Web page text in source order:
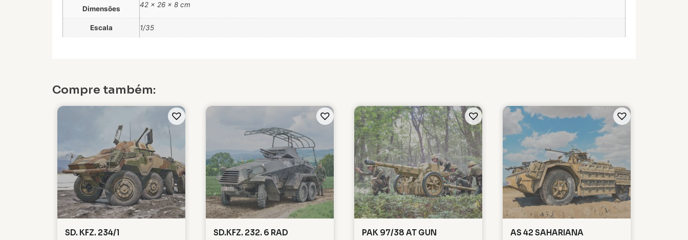
Dimensões 42 × 26 × 8 cm
Escala 1/35
Compre também:
SD. KFZ. 234/1 SD.KFZ. 232. 6 RAD PAK 97/38 AT GUN AS 42 SAHARIANA